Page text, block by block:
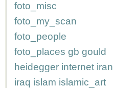
foto_misc
foto_my_scan
foto_people
foto_places gb gould
heidegger internet iran
iraq islam islamic_art